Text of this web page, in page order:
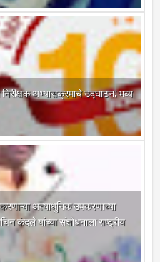
निरीक्षक अभ्यासक्रमाचे उद्घाटन; भव्य
करणाऱ्या अत्याधुनिक उपकरणाच्या
कंदले यांच्या संशोधनाला राष्ट्रीय